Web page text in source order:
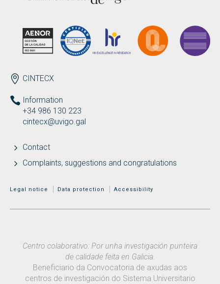
ENDEREZO EN
CINTECX
Information
+34 986 130 223
cintecx@uvigo.gal
Contact
Complaints, suggestions and congratulations
MENÚ ADICIONAL
Legal notice Data protection Accessibility
Centro colaborativo: Por unha investigación punteira
de calidade feita en Galicia.
Beneficiario da Convocatoria de axudas aos
centros de investigación do Sistema Universitario